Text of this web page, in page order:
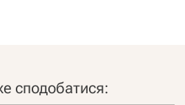
сподобатися: